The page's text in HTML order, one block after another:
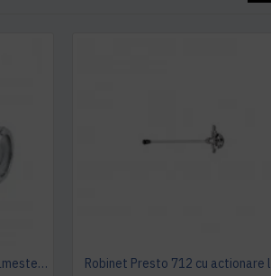
Mixer mecanic 1/2'' pentru amestec apa calda - rece, Idral